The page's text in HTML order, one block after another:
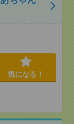
気になる！